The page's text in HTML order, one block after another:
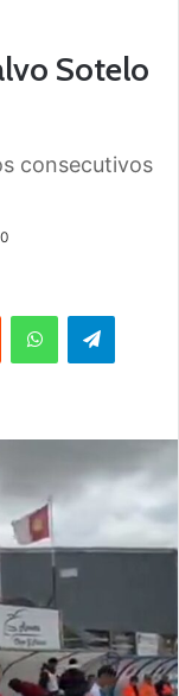
Sotelo
consecutivos
0